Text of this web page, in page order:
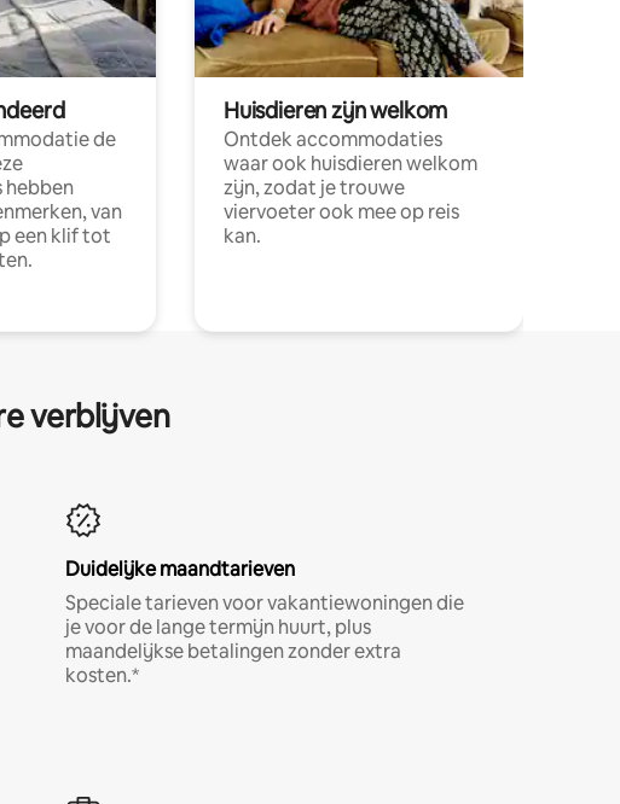
de
van
een klif tot
Huisdieren zijn welkom
Ontdek accommodaties
waar ook huisdieren welkom
zijn, zodat je trouwe
viervoeter ook mee op reis
kan.
verblijven
Duidelijke maandtarieven
Speciale tarieven voor vakantiewoningen die
je voor de lange termijn huurt, plus
maandelijkse betalingen zonder extra
kosten.*